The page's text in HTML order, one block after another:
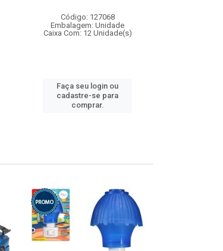
Código: 127068
Embalagem: Unidade
Caixa Com: 12 Unidade(s)
Faça seu login ou
cadastre-se para
comprar.